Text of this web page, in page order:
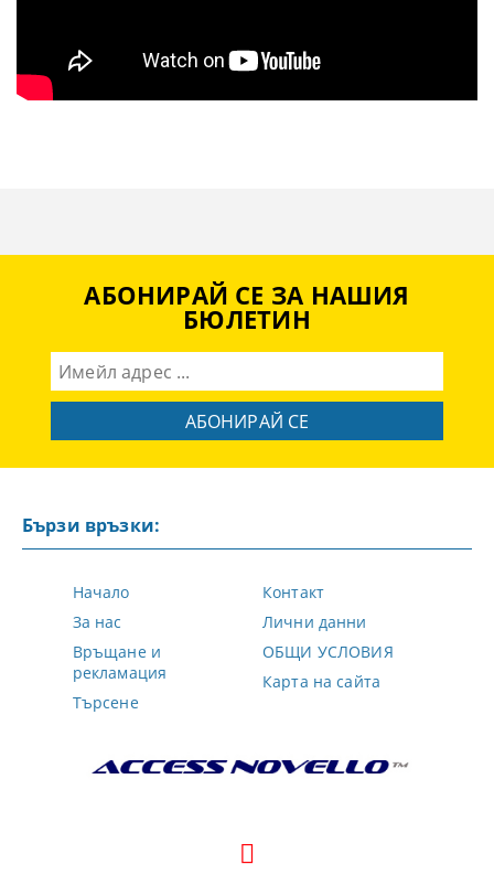
АБОНИРАЙ СЕ ЗА НАШИЯ
БЮЛЕТИН
Бързи връзки:
Начало
За нас
Връщане и
рекламация
Търсене
Контакт
Лични данни
ОБЩИ УСЛОВИЯ
Карта на сайта